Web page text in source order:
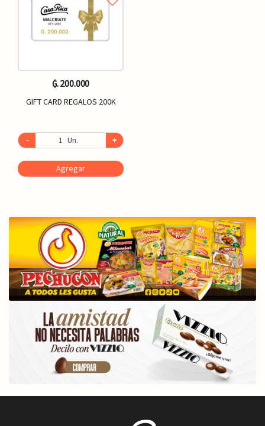
₲. 200.000
GIFT CARD REGALOS 200K
- Un. +
Agregar